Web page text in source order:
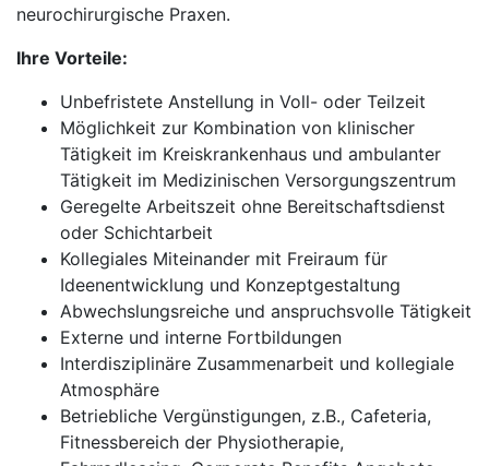
neurochirurgische Praxen.
Ihre Vorteile:
Unbefristete Anstellung in Voll- oder Teilzeit
Möglichkeit zur Kombination von klinischer
Tätigkeit im Kreiskrankenhaus und ambulanter
Tätigkeit im Medizinischen Versorgungszentrum
Geregelte Arbeitszeit ohne Bereitschaftsdienst
oder Schichtarbeit
Kollegiales Miteinander mit Freiraum für
Ideenentwicklung und Konzeptgestaltung
Abwechslungsreiche und anspruchsvolle Tätigkeit
Externe und interne Fortbildungen
Interdisziplinäre Zusammenarbeit und kollegiale
Atmosphäre
Betriebliche Vergünstigungen, z.B., Cafeteria,
Fitnessbereich der Physiotherapie,